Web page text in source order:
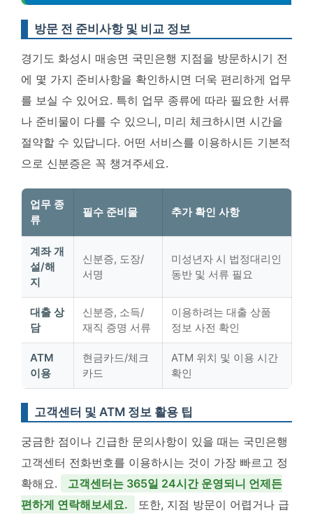
방문 전 준비사항 및 비교 정보
경기도 화성시 매송면 국민은행 지점을 방문하시기 전
에 몇 가지 준비사항을 확인하시면 더욱 편리하게 업무
를 보실 수 있어요. 특히 업무 종류에 따라 필요한 서류
나 준비물이 다를 수 있으니, 미리 체크하시면 시간을
절약할 수 있답니다. 어떤 서비스를 이용하시든 기본적
으로 신분증은 꼭 챙겨주세요.
업무 종
류
필수 준비물 추가 확인 사항
계좌 개
설/해
지
신분증, 도장/
서명
미성년자 시 법정대리인
동반 및 서류 필요
대출 상
담
신분증, 소득/
재직 증명 서류
이용하려는 대출 상품
정보 사전 확인
ATM
이용
현금카드/체크
카드
ATM 위치 및 이용 시간
확인
고객센터 및 ATM 정보 활용 팁
궁금한 점이나 긴급한 문의사항이 있을 때는 국민은행
고객센터 전화번호를 이용하시는 것이 가장 빠르고 정
확해요.
고객센터는 365일 24시간 운영되니 언제든
편하게 연락해보세요.
또한, 지점 방문이 어렵거나 급